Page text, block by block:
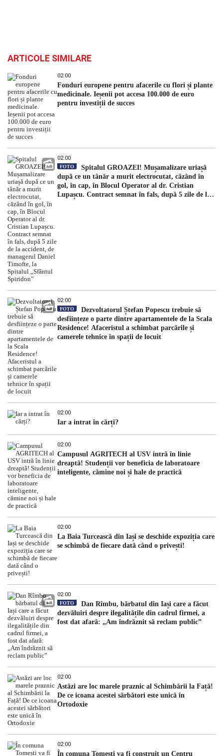
ARTICOLE SIMILARE
02:00
Fonduri europene pentru afacerile cu flori și plante
medicinale. Ieșenii pot accesa 100.000 de euro
pentru investiții de succes
02:00
FOTO
Spitalul GROAZEI! Mușamalizare uriașă
după ce un tânăr a murit electrocutat, căzând în
gol, în cap, în Blocul Operator al dr. Cristian
Lupașcu. Contract semnat în fals, după 5 zile de la
02:00
FOTO
Dezvoltatorul Ștefan Popescu trebuie să
desființeze o parte dintre apartamentele de la Scala
Residence! Afaceristul a schimbat parcările și
camerele tehnice în spații de locuit
02:00
Iar a intrat în cărți?
02:00
Campusul AGRITECH al USV intră în linie
dreaptă! Studenții vor beneficia de laboratoare
inteligente, cămine noi și hale de practică
02:00
La Baia Turcească din Iași se deschide expoziția care
se schimbă de fiecare dată când o privești!
02:00
FOTO
Dan Rîmbu, bărbatul din Iași care a făcut
dezvăluiri despre ilegalitățile din cadrul firmei, a
fost dat afară: „Am îndrăznit să reclam public”
02:00
Astăzi are loc marele praznic al Schimbării la Față!
De ce icoana acestei sărbători este unică în
Ortodoxie
02:00
În comuna Tomești va fi construit un Centru